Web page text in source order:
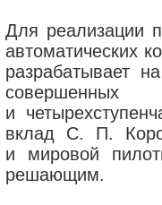
Для реализации
автоматических
разрабатывает
и
вклад С. П.
и мировой
решающим.